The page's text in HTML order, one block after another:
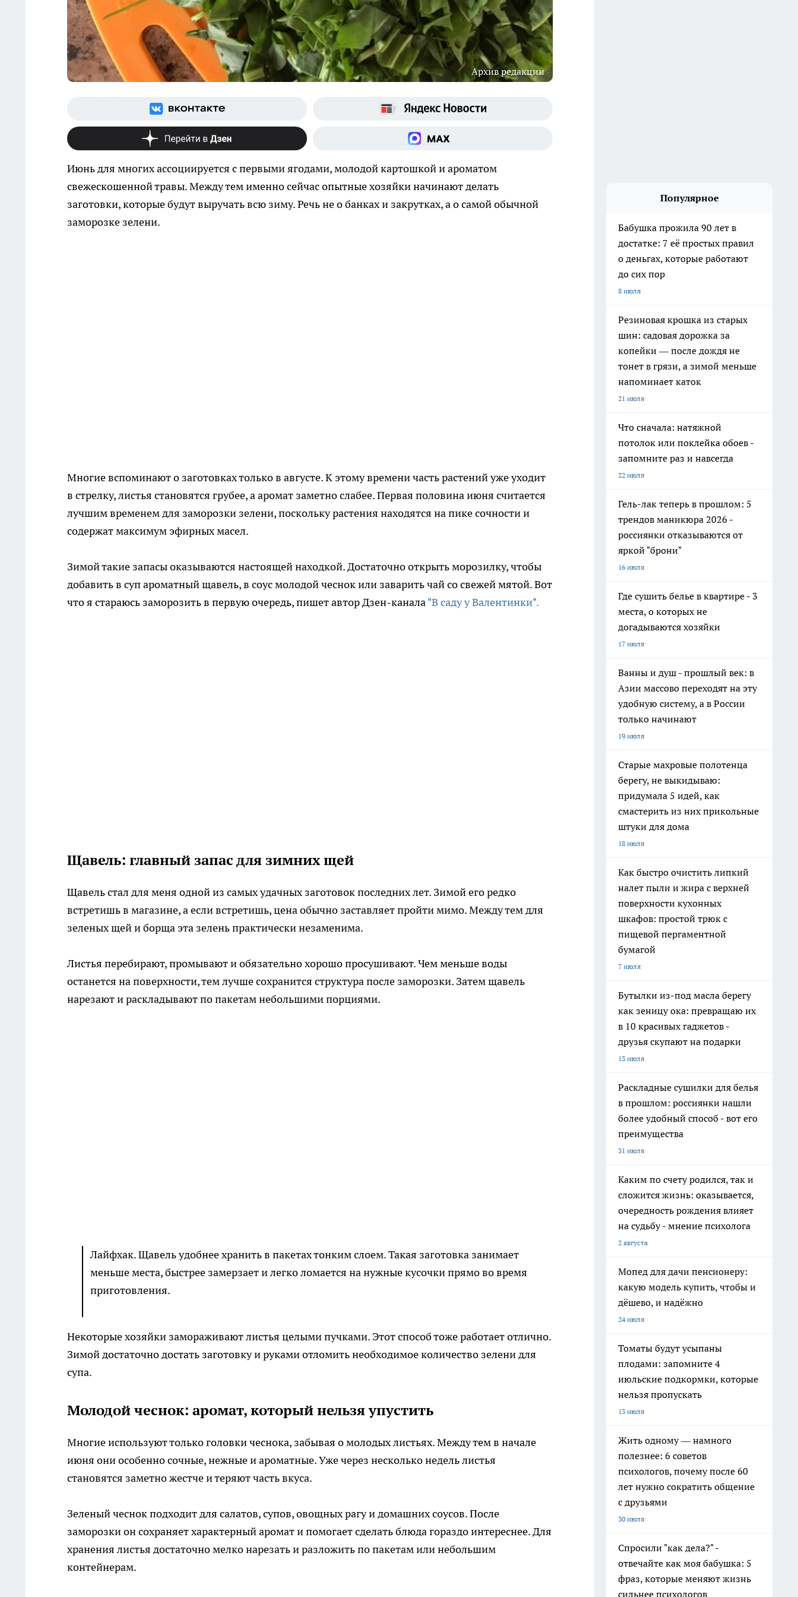
Архив редакции
Июнь для многих ассоциируется с первыми ягодами, молодой картошкой и ароматом
свежескошенной травы. Между тем именно сейчас опытные хозяйки начинают делать
заготовки, которые будут выручать всю зиму. Речь не о банках и закрутках, а о самой обычной
заморозке зелени.
Многие вспоминают о заготовках только в августе. К этому времени часть растений уже уходит
в стрелку, листья становятся грубее, а аромат заметно слабее. Первая половина июня считается
лучшим временем для заморозки зелени, поскольку растения находятся на пике сочности и
содержат максимум эфирных масел.
Зимой такие запасы оказываются настоящей находкой. Достаточно открыть морозилку, чтобы
добавить в суп ароматный щавель, в соус молодой чеснок или заварить чай со свежей мятой. Вот
что я стараюсь заморозить в первую очередь, пишет автор Дзен-канала"В саду у Валентинки".
Щавель: главный запас для зимних щей
Щавель стал для меня одной из самых удачных заготовок последних лет. Зимой его редко
встретишь в магазине, а если встретишь, цена обычно заставляет пройти мимо. Между тем для
зеленых щей и борща эта зелень практически незаменима.
Листья перебирают, промывают и обязательно хорошо просушивают. Чем меньше воды
останется на поверхности, тем лучше сохранится структура после заморозки. Затем щавель
нарезают и раскладывают по пакетам небольшими порциями.
Лайфхак. Щавель удобнее хранить в пакетах тонким слоем. Такая заготовка занимает
меньше места, быстрее замерзает и легко ломается на нужные кусочки прямо во время
приготовления.
Некоторые хозяйки замораживают листья целыми пучками. Этот способ тоже работает отлично.
Зимой достаточно достать заготовку и руками отломить необходимое количество зелени для
супа.
Молодой чеснок: аромат, который нельзя упустить
Многие используют только головки чеснока, забывая о молодых листьях. Между тем в начале
июня они особенно сочные, нежные и ароматные. Уже через несколько недель листья
становятся заметно жестче и теряют часть вкуса.
Зеленый чеснок подходит для салатов, супов, овощных рагу и домашних соусов. После
заморозки он сохраняет характерный аромат и помогает сделать блюда гораздо интереснее. Для
хранения листья достаточно мелко нарезать и разложить по пакетам или небольшим
контейнерам.
Популярное
Бабушка прожила 90 лет в
достатке: 7 её простых правил
о деньгах, которые работают
до сих пор
8 июля
Резиновая крошка из старых
шин: садовая дорожка за
копейки — после дождя не
тонет в грязи, а зимой меньше
напоминает каток
21 июля
Что сначала: натяжной
потолок или поклейка обоев -
запомните раз и навсегда
22 июля
Гель-лак теперь в прошлом: 5
трендов маникюра 2026 -
россиянки отказываются от
яркой "брони"
16 июля
Где сушить белье в квартире - 3
места, о которых не
догадываются хозяйки
17 июля
Ванны и душ - прошлый век: в
Азии массово переходят на эту
удобную систему, а в России
только начинают
19 июля
Старые махровые полотенца
берегу, не выкидываю:
придумала 5 идей, как
смастерить из них прикольные
штуки для дома
18 июля
Как быстро очистить липкий
налет пыли и жира с верхней
поверхности кухонных
шкафов: простой трюк с
пищевой пергаментной
бумагой
7 июля
Бутылки из-под масла берегу
как зеницу ока: превращаю их
в 10 красивых гаджетов -
друзья скупают на подарки
13 июля
Раскладные сушилки для белья
в прошлом: россиянки нашли
более удобный способ - вот его
преимущества
31 июля
Каким по счету родился, так и
сложится жизнь: оказывается,
очередность рождения влияет
на судьбу - мнение психолога
2 августа
Мопед для дачи пенсионеру:
какую модель купить, чтобы и
дёшево, и надёжно
24 июля
Томаты будут усыпаны
плодами: запомните 4
июльские подкормки, которые
нельзя пропускать
13 июля
Жить одному — намного
полезнее: 6 советов
психологов, почему после 60
лет нужно сократить общение
с друзьями
30 июля
Спросили "как дела?" -
отвечайте как моя бабушка: 5
фраз, которые меняют жизнь
сильнее психологов